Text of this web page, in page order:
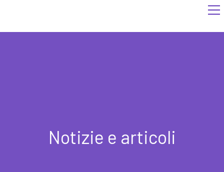
Notizie e articoli